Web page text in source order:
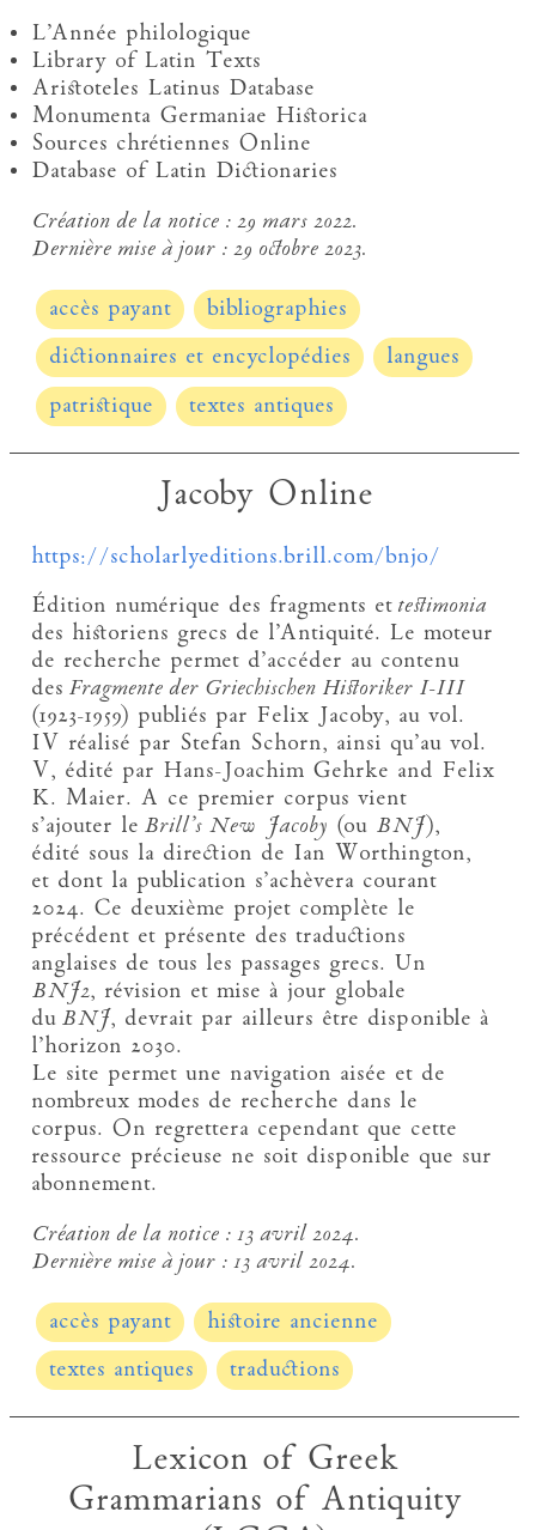
L’Année philologique
Library of Latin Texts
Aristoteles Latinus Database
Monumenta Germaniae Historica
Sources chrétiennes Online
Database of Latin Dictionaries
Création de la notice :29 mars 2022.
Dernière mise à jour :29 octobre 2023.
accès payant
bibliographies
dictionnaires et encyclopédies
langues
patristique
textes antiques
Jacoby Online
https://scholarlyeditions.brill.com/bnjo/
Édition numérique des fragments et testimonia
des historiens grecs de l’Antiquité. Le moteur
de recherche permet d’accéder au contenu
des Fragmente der Griechischen Historiker I-III
(1923-1959) publiés par Felix Jacoby, au vol.
IV réalisé par Stefan Schorn, ainsi qu’au vol.
V, édité par Hans-Joachim Gehrke and Felix
K. Maier. A ce premier corpus vient
s’ajouter le Brill’s New Jacoby (ou BNJ),
édité sous la direction de Ian Worthington,
et dont la publication s’achèvera courant
2024. Ce deuxième projet complète le
précédent et présente des traductions
anglaises de tous les passages grecs. Un
BNJ2, révision et mise à jour globale
du BNJ, devrait par ailleurs être disponible à
l’horizon 2030.
Le site permet une navigation aisée et de
nombreux modes de recherche dans le
corpus. On regrettera cependant que cette
ressource précieuse ne soit disponible que sur
abonnement.
Création de la notice :13 avril 2024.
Dernière mise à jour :13 avril 2024.
accès payant
histoire ancienne
textes antiques
traductions
Lexicon of Greek
Grammarians of Antiquity